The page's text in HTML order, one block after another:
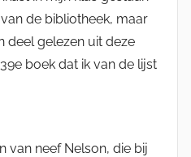
de bibliotheek, maar
deel gelezen uit deze
boek dat ik van de lijst
van neef Nelson, die bij